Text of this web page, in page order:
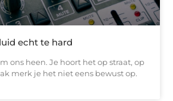
echt te hard
ons heen. Je hoort het op straat, op
merk je het niet eens bewust op.